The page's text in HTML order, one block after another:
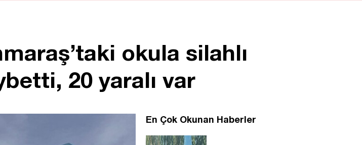
okula silahlı
20 yaralı var
En Çok Okunan Haberler